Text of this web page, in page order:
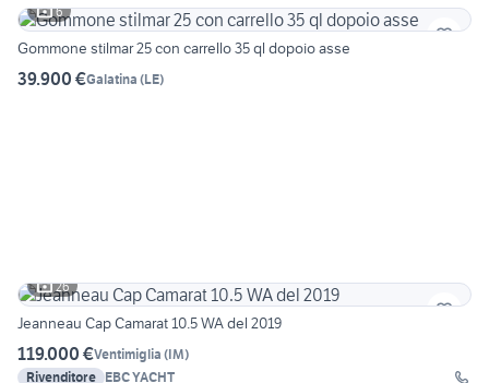
6
Gommone stilmar 25 con carrello 35 ql dopoio asse
39.900 €Galatina (LE)
26
Jeanneau Cap Camarat 10.5 WA del 2019
119.000 €Ventimiglia (IM)
Rivenditore EBC YACHT